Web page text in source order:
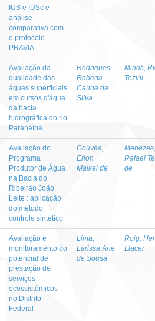
IUS e IUSc e
análise
comparativa com
o protocolo -
PRAVIA
Avaliação da
qualidade das
águas superficiais
em cursos d'água
da bacia
hidrográfica do rio
Paranaíba
Rodrigues,
Roberta
Carina da
Silva
Minoti,
Tezini
Avaliação do
Programa
Produtor de Água
na Bacia do
Ribeirão João
Leite : aplicação
do método
controle sintético
Gouvêa,
Erlon
Maikel de
Menezes,
Rafael
de
Avaliação e
monitoramento do
potencial de
prestação de
serviços
ecossistêmicos
no Distrito
Federal
Lima,
Larissa Ane
de Sousa
Roig,
Llacer